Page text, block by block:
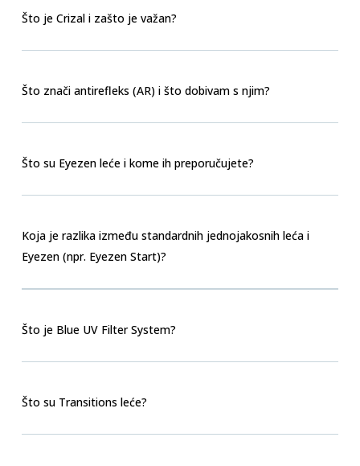
Što je Crizal i zašto je važan?
Što znači antirefleks (AR) i što dobivam s njim?
Što su Eyezen leće i kome ih preporučujete?
Koja je razlika između standardnih jednojakosnih leća i
Eyezen (npr. Eyezen Start)?
Što je Blue UV Filter System?
Što su Transitions leće?